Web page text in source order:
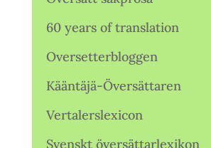
60 years of translation
Oversetterbloggen
Kääntäjä-Översättaren
Vertalerslexicon
Svenskt översättarlexikon